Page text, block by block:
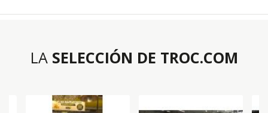
LA SELECCIÓN DE TROC.COM